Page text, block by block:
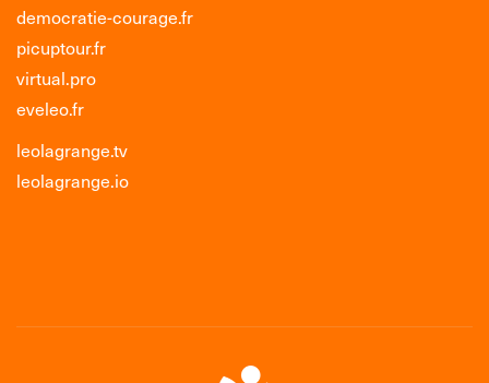
democratie-courage.fr
picuptour.fr
virtual.pro
eveleo.fr
leolagrange.tv
leolagrange.io